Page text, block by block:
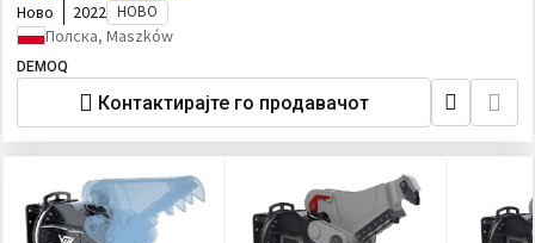
Ново 2022 НОВО
Полска, Maszków
DEMOQ
Контактирајте го продавачот